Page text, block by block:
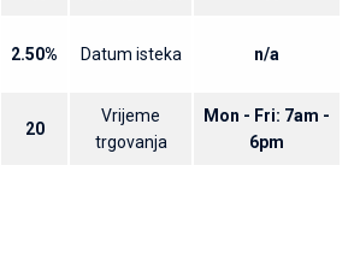
2.50% Datum isteka n/a
20
Vrijeme
trgovanja
Mon - Fri: 7am -
6pm